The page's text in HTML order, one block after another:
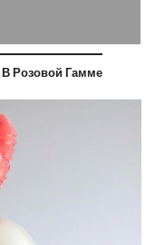
Розовой Гамме